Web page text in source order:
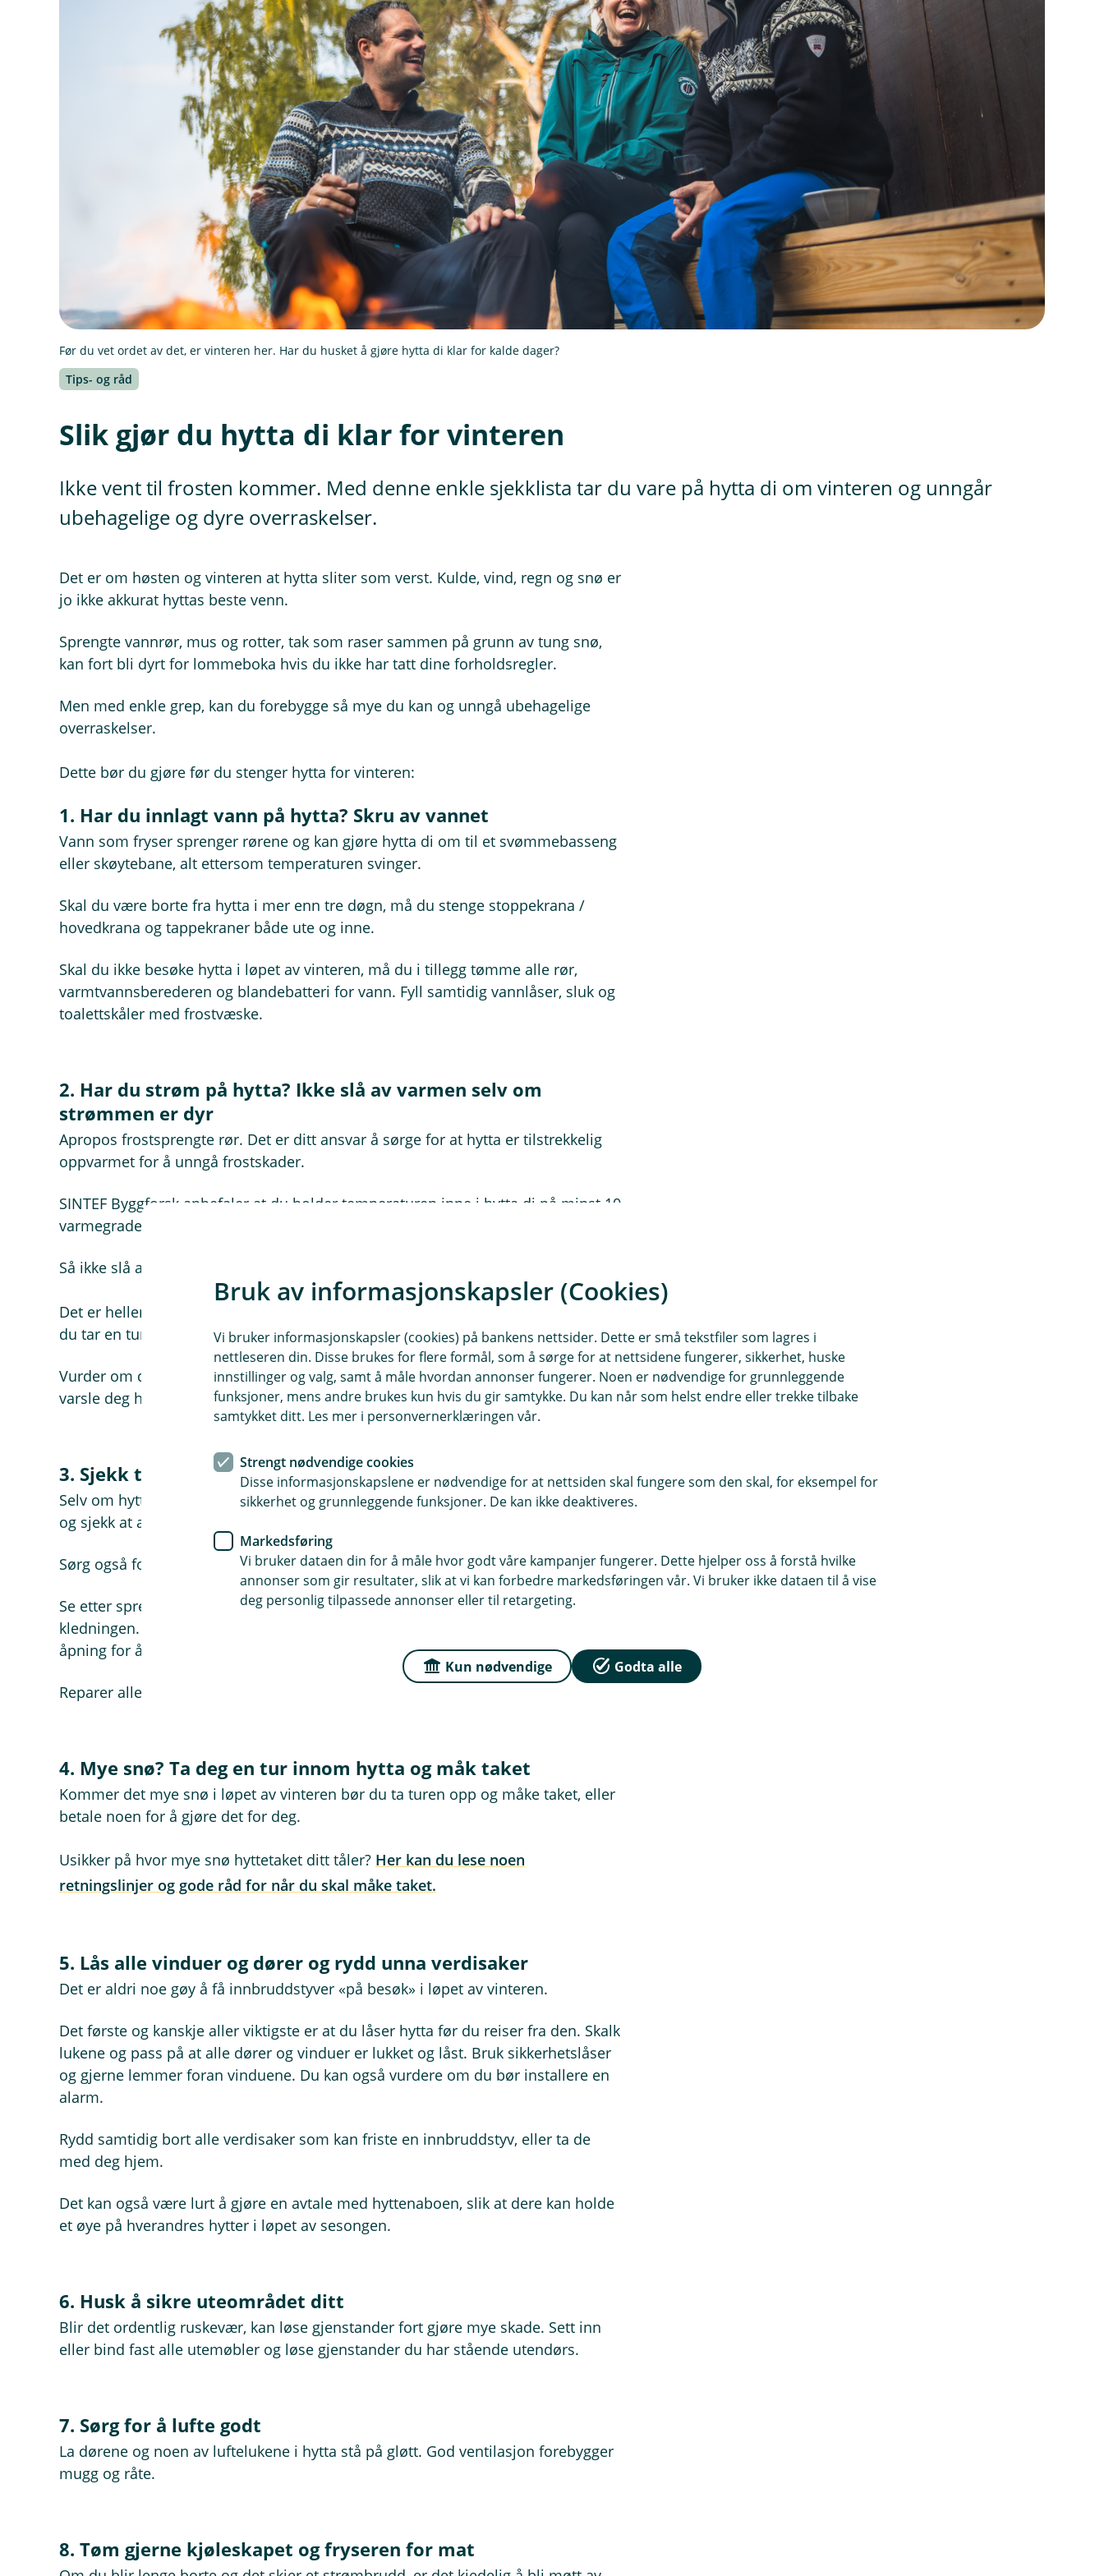
Før du vet ordet av det, er vinteren her. Har du husket å gjøre hytta di klar for kalde dager?
Tips- og råd
Slik gjør du hytta di klar for vinteren
Ikke vent til frosten kommer. Med denne enkle sjekklista tar du vare på hytta di om vinteren og unngår
ubehagelige og dyre overraskelser.
Det er om høsten og vinteren at hytta sliter som verst. Kulde, vind, regn og snø er
jo ikke akkurat hyttas beste venn.
Sprengte vannrør, mus og rotter, tak som raser sammen på grunn av tung snø,
kan fort bli dyrt for lommeboka hvis du ikke har tatt dine forholdsregler.
Men med enkle grep, kan du forebygge så mye du kan og unngå ubehagelige
overraskelser.
Dette bør du gjøre før du stenger hytta for vinteren:
1. Har du innlagt vann på hytta? Skru av vannet
Vann som fryser sprenger rørene og kan gjøre hytta di om til et svømmebasseng
eller skøytebane, alt ettersom temperaturen svinger.
Skal du være borte fra hytta i mer enn tre døgn, må du stenge stoppekrana /
hovedkrana og tappekraner både ute og inne.
Skal du ikke besøke hytta i løpet av vinteren, må du i tillegg tømme alle rør,
varmtvannsberederen og blandebatteri for vann. Fyll samtidig vannlåser, sluk og
toalettskåler med frostvæske.
2. Har du strøm på hytta? Ikke slå av varmen selv om
strømmen er dyr
Apropos frostsprengte rør. Det er ditt ansvar å sørge for at hytta er tilstrekkelig
oppvarmet for å unngå frostskader.
SINTEF Byggforsk anbefaler at du holder temperaturen inne i hytta di på minst 10
varmegrader.
Så ikke slå av panelovnene for å spare på strømmen.
Det er heller ikke uvanlig at strømmen går og blir den borte lenge er det viktig at
du tar en tur oppom hytta di og sjekker at alt er som det skal.
Vurder om du bør investere i en løsning som gjør at du kan fjernstyre varmen og
varsle deg hvis strømmen går på hytta.
3. Sjekk taket og se over fasaden
Selv om hyttetaket har holdt i alle år, kan det svekkes og slites over tid. Ta en titt
og sjekk at alt sitter fast og er tett. Spesielt rundt pipa og mønet.
Sørg også for å rense takrenna for løv, mose, kvist og kvast.
Se etter sprekker og hull rundt fasaden, spesielt rundt grunnmuren og
kledningen. Tett alt som kan tettes. En mus trenger mindre enn én centimeter
åpning for å lure seg inn på jakt etter mat og varme.
Reparer alle eventuelle skader før du drar.
4. Mye snø? Ta deg en tur innom hytta og måk taket
Kommer det mye snø i løpet av vinteren bør du ta turen opp og måke taket, eller
betale noen for å gjøre det for deg.
Usikker på hvor mye snø hyttetaket ditt tåler? Her kan du lese noen
retningslinjer og gode råd for når du skal måke taket.
5. Lås alle vinduer og dører og rydd unna verdisaker
Det er aldri noe gøy å få innbruddstyver «på besøk» i løpet av vinteren.
Det første og kanskje aller viktigste er at du låser hytta før du reiser fra den. Skalk
lukene og pass på at alle dører og vinduer er lukket og låst. Bruk sikkerhetslåser
og gjerne lemmer foran vinduene. Du kan også vurdere om du bør installere en
alarm.
Rydd samtidig bort alle verdisaker som kan friste en innbruddstyv, eller ta de
med deg hjem.
Det kan også være lurt å gjøre en avtale med hyttenaboen, slik at dere kan holde
et øye på hverandres hytter i løpet av sesongen.
6. Husk å sikre uteområdet ditt
Blir det ordentlig ruskevær, kan løse gjenstander fort gjøre mye skade. Sett inn
eller bind fast alle utemøbler og løse gjenstander du har stående utendørs.
7. Sørg for å lufte godt
La dørene og noen av luftelukene i hytta stå på gløtt. God ventilasjon forebygger
mugg og råte.
8. Tøm gjerne kjøleskapet og fryseren for mat
Bruk av informasjonskapsler (Cookies)
Vi bruker informasjonskapsler (cookies) på bankens nettsider. Dette er små tekstfiler som lagres i
nettleseren din. Disse brukes for flere formål, som å sørge for at nettsidene fungerer, sikkerhet, huske
innstillinger og valg, samt å måle hvordan annonser fungerer. Noen er nødvendige for grunnleggende
funksjoner, mens andre brukes kun hvis du gir samtykke. Du kan når som helst endre eller trekke tilbake
samtykket ditt. Les mer i personvernerklæringen vår.
Strengt nødvendige cookies
Disse informasjonskapslene er nødvendige for at nettsiden skal fungere som den skal, for eksempel for
sikkerhet og grunnleggende funksjoner. De kan ikke deaktiveres.
Markedsføring
Vi bruker dataen din for å måle hvor godt våre kampanjer fungerer. Dette hjelper oss å forstå hvilke
annonser som gir resultater, slik at vi kan forbedre markedsføringen vår. Vi bruker ikke dataen til å vise
deg personlig tilpassede annonser eller til retargeting.
Kun nødvendige Godta alle